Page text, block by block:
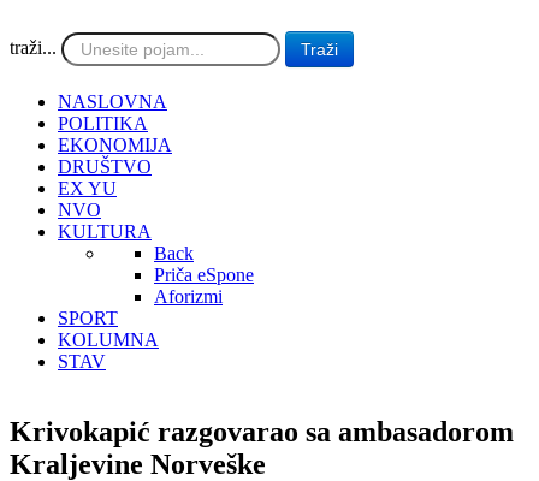
traži... Traži
NASLOVNA
POLITIKA
EKONOMIJA
DRUŠTVO
EX YU
NVO
KULTURA
Back
Priča eSpone
Aforizmi
SPORT
KOLUMNA
STAV
Krivokapić razgovarao sa ambasadorom
Kraljevine Norveške